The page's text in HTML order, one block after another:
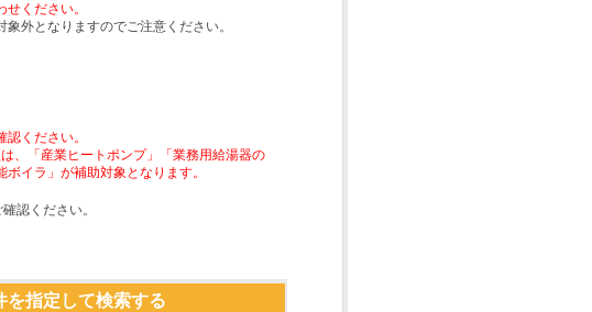
ください。
外となりますのでご注意ください。
ください。
、「産業ヒートポンプ」「業務用給湯器の
イラ」が補助対象となります。
認ください。
を指定して検索する